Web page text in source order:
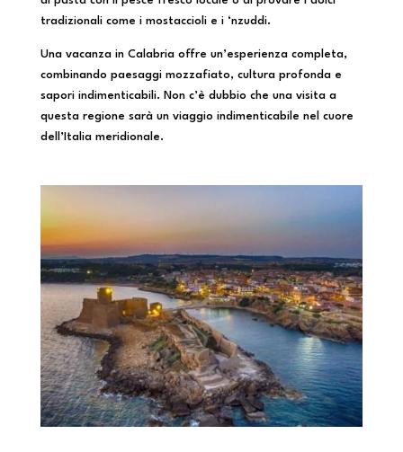
tradizionali come i mostaccioli e i ‘nzuddi.
Una vacanza in Calabria offre un’esperienza completa,
combinando paesaggi mozzafiato, cultura profonda e
sapori indimenticabili. Non c’è dubbio che una visita a
questa regione sarà un viaggio indimenticabile nel cuore
dell’Italia meridionale.